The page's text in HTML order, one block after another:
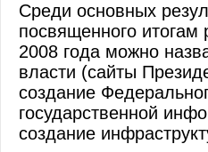
Среди основных
посвященного
2008 года можно
власти (сайты
создание
государственной
создание